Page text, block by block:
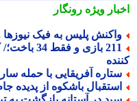
ویژهرونگار
پلیس به فیک نیوزها و
آفریقایی با حمله
باشکوه از پدیده جام